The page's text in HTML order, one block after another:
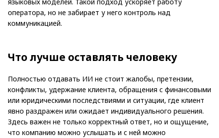
языковых моделей. Такой подход ускоряет работу
оператора, но не забирает у него контроль над
коммуникацией.
Что лучше оставлять человеку
Полностью отдавать ИИ не стоит жалобы, претензии,
конфликты, удержание клиента, обращения с финансовыми
или юридическими последствиями и ситуации, где клиент
явно раздражен или ожидает индивидуального решения.
Здесь важен не только корректный ответ, но и ощущение,
что компанию можно услышать и с ней можно